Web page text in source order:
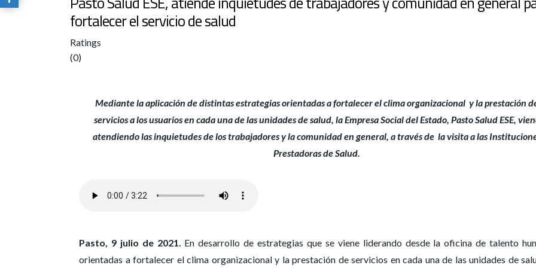
fortalecer el servicio de salud
Ratings
(0)
Mediante la aplicación de distintas estrategias orientadas a fortalecer el clima organizacional y la prestación
servicios a los usuarios en cada una de las unidades de salud, la Empresa Social del Estado, Pasto Salud ESE,
atendiendo las inquietudes de los trabajadores y la comunidad en general, a través de la visita a las
Prestadoras de Salud.
Pasto, 9 julio de 2021. En desarrollo de estrategias que se viene liderando desde la oficina de talento
orientadas a fortalecer el clima organizacional y la prestación de servicios en cada una de las unidades de